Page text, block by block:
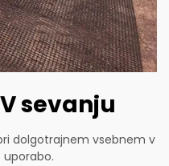
sevanju
dolgotrajnem vsebnem v